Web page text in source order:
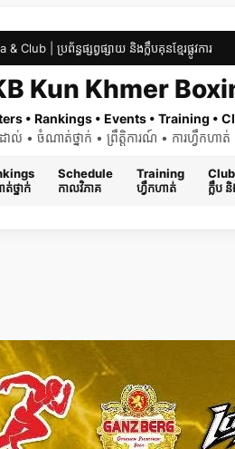
| ប្រព័ន្ធផ្សព្វផ្សាយ និងក្លឹបគុនខ្មែរផ្លូវការ
Kun Khmer
• Rankings • Events • Training •
ដាល់ • ចំណាត់ថ្នាក់ • ព្រឹត្តិការណ៍ • ការហ្វឹកហ
ថ្នាក់
Schedule
កាលវិភាគ
Training
ហ្វឹកហាត់
ក្លឹប